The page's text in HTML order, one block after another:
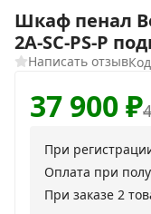
Шкаф пенал
2A-SC-PS-P
Написать отзыв
37 900₽
При
Оплата при
При заказе 2